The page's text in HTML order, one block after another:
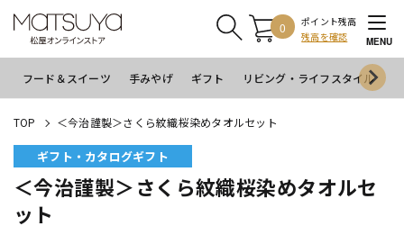
0
ポイント残高
残高を確認
MENU
フード＆スイーツ 手みやげ ギフト リビング・ライフスタイル
TOP ＜今治謹製＞さくら紋織桜染めタオルセット
ギフト・カタログギフト
＜今治謹製＞さくら紋織桜染めタオルセ
ット